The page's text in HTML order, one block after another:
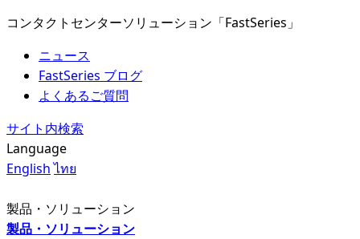
コンタクトセンターソリューション「FastSeries」
ニュース
FastSeries ブログ
よくあるご質問
サイト内検索
Language
English ไทย
製品・ソリューション
製品・ソリューション